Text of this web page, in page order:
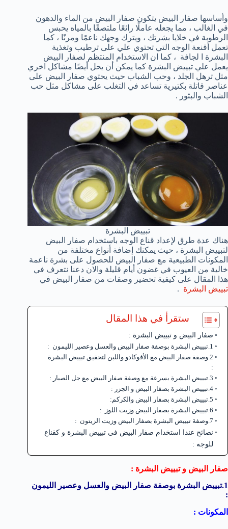
وأساسها صفار البيض يتكون صفار البيض من الماء والدهون
في الغالب ، مما يجعله عاملًا رائعًا ملتصقًا بالمياه يحبس
الرطوبة في خلايا بشرتك ، ويترك وجهك ناعمًا ومرنًا ، كما
تعمل أقنعة الوجه التي تحتوي علي على ترطيب وتغذية
البشرة ا لجافة ، كما ان الاستخدام المنتظم لصفار البيض
يعمل علي تبييض البشرة كما يمكن أن يحل أيضًا مشاكل اخري
مثل ترهل الجلد ، وحب الشباب حيث يحتوي صفار البيض على
عناصر قاتلة بكتيرية تساعد في التغلب على مشاكل مثل حب
الشباب والبثور .
تبييض البشرة
هناك عدة طرق لإعداد قناع الوجه باستخدام صفار البيض
لتبييض البشرة ، حيث يمكنك إضافة أنواع مختلفة من
المكونات الطبيعية مع صفار البيض للحصول على بشرة ناعمة
خالية من العيوب في غضون أيام قليلة والان دعنا نتعرف في
هذا المقال على كيفية تحضير وصفات من صفار البيض في
تبييض البشرة .
ستقرأ في هذا المقال
صفار البيض و تبييض البشرة :
1.تبييض البشرة بوصفة صفار البيض والعسل وعصير الليمون :
2.وصفة صفار البيض مع الأفوكادو واللبن لتحقيق تبييض البشرة
:
3.تبييض البشرة بسرعة مع وصفة صفار البيض مع جل الصبار :
4.تبييض البشرة بصفار البيض و الجزر :
5.تبييض البشرة بصفار البيض والكركم:
6.تبييض البشرة بصفار البيض وزيت اللوز :
7.وصفة تبييض البشرة بصفار البيض وزيت الزيتون :
نصائح عندا استخدام صفار البيض في تبييض البشرة و كقناع
للوجه :
صفار البيض و تبييض البشرة :
1.تبييض البشرة بوصفة صفار البيض والعسل وعصير الليمون
:
المكونات :